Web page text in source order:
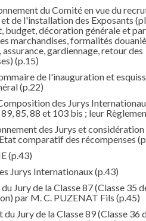
du Comité en vue du
de l'installation des Exposants
budget, décoration générale et
marchandises, formalités
gardiennage, retour des
(p.15)
de l'inauguration et
(p.22)
des Jurys
85, 88 et 103 bis ; leur
des Jurys et considération
comparatif des récompenses
(p.43)
Jurys Internationaux(p.43)
Jury de la Classe 87 (Classe 35
par M. C. PUZENAT Fils (p.45)
du Jury de la Classe 89 (Classe 36